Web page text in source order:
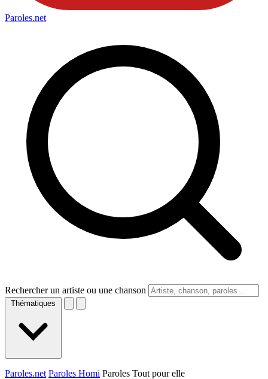
Paroles.net
Rechercher un artiste ou une chanson
Thématiques
Paroles.net Paroles Homi Paroles Tout pour elle